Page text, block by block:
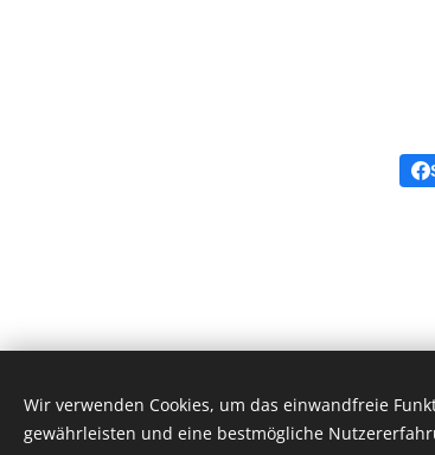
Gartenbahn Marienbad
Cookies
Wir verwenden Cookies, um das einwandfreie
gewährleisten und eine bestmögliche